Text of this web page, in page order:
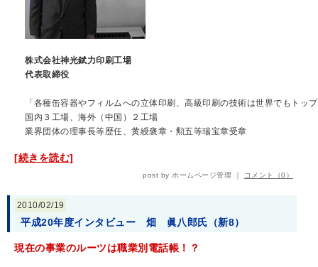
株式会社神光錻力印刷工場
代表取締役
「各種缶容器やフィルムへの立体印刷、高級印刷の技術は世界でもトッ
国内３工場、海外（中国）２工場
業界団体の理事長等歴任、黄綬褒章・勲五等瑞宝章受章
[続きを読む]
post by ホームページ管理 ｜ コメント（0）
2010/02/19
平成20年度インタビュー 畑 眞八郎氏（新8）
現在の事業のルーツは職業別電話帳！？